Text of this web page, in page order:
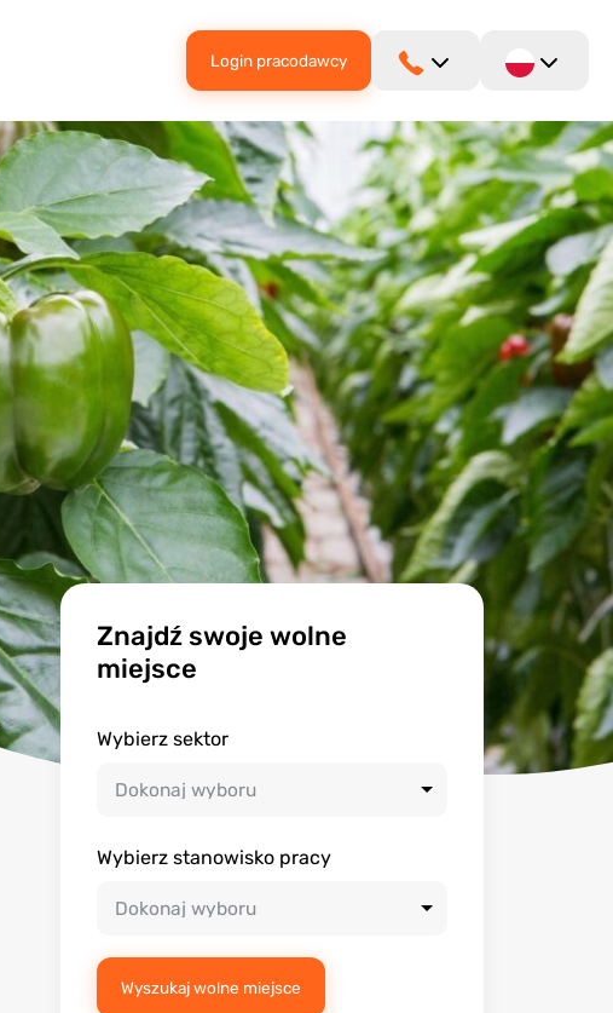
Login pracodawcy
Znajdź swoje wolne
miejsce
Wybierz sektor
Wybierz stanowisko pracy
Wyszukaj wolne miejsce